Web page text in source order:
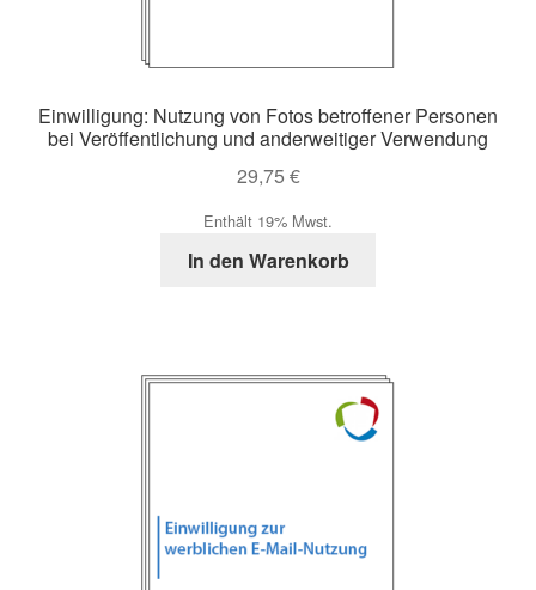
Einwilligung: Nutzung von Fotos betroffener Personen
bei Veröffentlichung und anderweitiger Verwendung
29,75 €
Enthält 19% Mwst.
In den Warenkorb